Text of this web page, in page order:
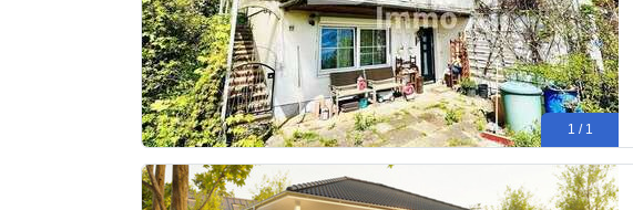
1 / 1